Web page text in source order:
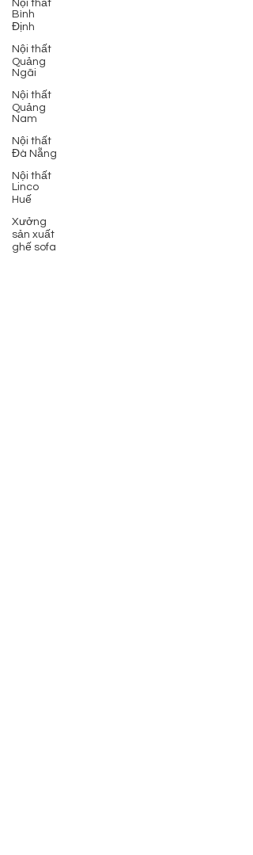
Nội thất
Bình
Định
Nội thất
Quảng
Ngãi
Nội thất
Quảng
Nam
Nội thất
Đà Nẵng
Nội thất
Linco
Huế
Xưởng
sản xuất
ghế sofa